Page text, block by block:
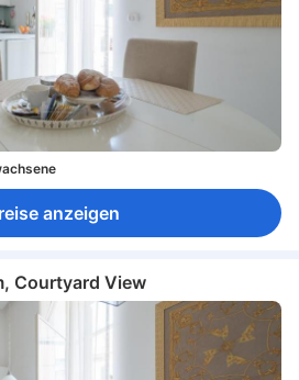
anzeigen
Courtyard View